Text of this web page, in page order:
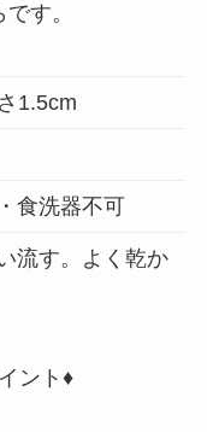
す。
1.5cm
食洗器不可
流す。よく乾か
ント♦